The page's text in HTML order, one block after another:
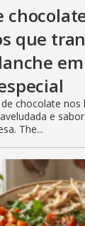
que
chocolate nos
e
The...